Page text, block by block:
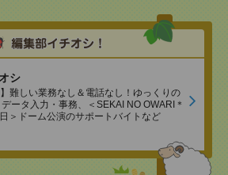
シ
】難しい業務なし＆電話なし！ゆっくりの
ータ入力・事務、＜SEKAI NO OWARI＊
＞ドーム公演のサポートバイトなど